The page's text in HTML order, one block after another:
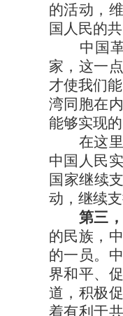
的活动，
国人民的共
中国革
家，这一
才使我们
湾同胞在
能够实现的
在这里
中国人民
国家继续
动，继续
第三
的民族，
的一员。
界和平、
道，积极
着有利于